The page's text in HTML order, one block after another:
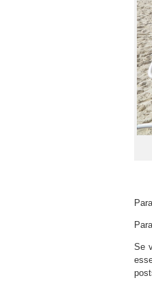
Se